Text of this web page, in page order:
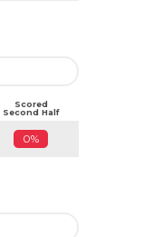
Scored
Second Half
0%